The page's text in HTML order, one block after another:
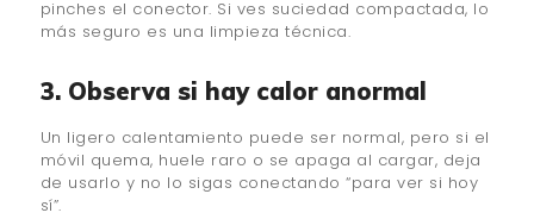
pinches el conector. Si ves suciedad compactada, lo
más seguro es una limpieza técnica.
3. Observa si hay calor anormal
Un ligero calentamiento puede ser normal, pero si el
móvil quema, huele raro o se apaga al cargar, deja
de usarlo y no lo sigas conectando “para ver si hoy
sí”.